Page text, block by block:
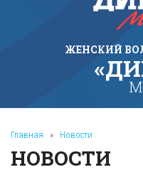
ЖЕНСКИЙ
Главная » Новости
НОВОСТИ